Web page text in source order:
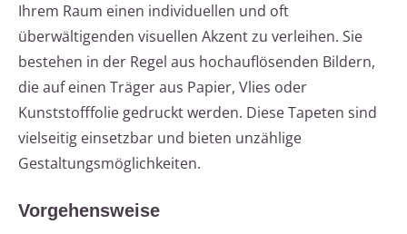
Ihrem Raum einen individuellen und oft
überwältigenden visuellen Akzent zu verleihen. Sie
bestehen in der Regel aus hochauflösenden Bildern,
die auf einen Träger aus Papier, Vlies oder
Kunststofffolie gedruckt werden. Diese Tapeten sind
vielseitig einsetzbar und bieten unzählige
Gestaltungsmöglichkeiten.
Vorgehensweise